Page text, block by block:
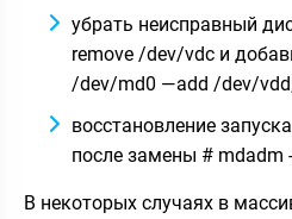
убрать неисправный
remove /dev/vdc и
/dev/md0 —add /dev/
восстановление
после замены # mdadm
В некоторых случаях в